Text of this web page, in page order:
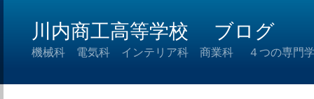
川内商工高等学校 ブログ
機械科 電気科 インテリア科 商業科 ４つの専門学